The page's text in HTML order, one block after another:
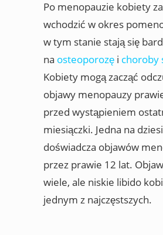
Po menopauzie kobiety
wchodzić w okres
w tym stanie stają się
na osteoporozę i choroby
Kobiety mogą zacząć
objawy menopauzy
przed wystąpieniem
miesiączki. Jedna na
doświadcza objawów
przez prawie 12 lat.
wiele, ale niskie libido
jednym z najczęstszych.